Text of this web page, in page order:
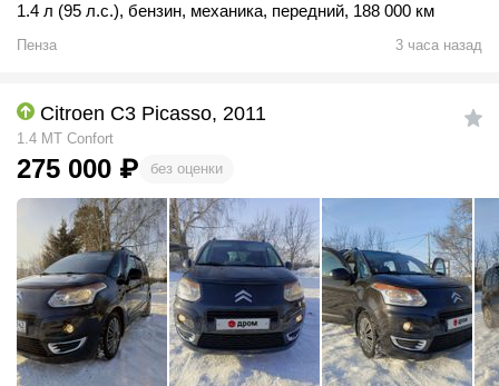
1.4 л (95 л.с.), бензин, механика, передний, 188 000 км
Пенза 3 часа назад
Citroen C3 Picasso, 2011
1.4 MT Confort
275 000 ₽ без оценки